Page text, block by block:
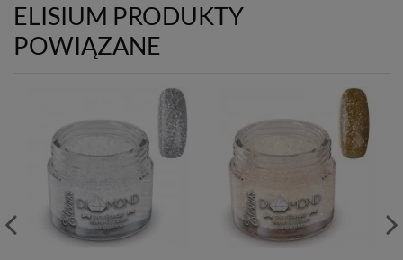
ELISIUM PRODUKTY
POWIĄZANE